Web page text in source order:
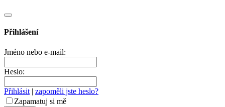
Přihlášení
Jméno nebo e-mail:
Heslo:
Přihlásit | zapoměli jste heslo?
Zapamatuj si mě